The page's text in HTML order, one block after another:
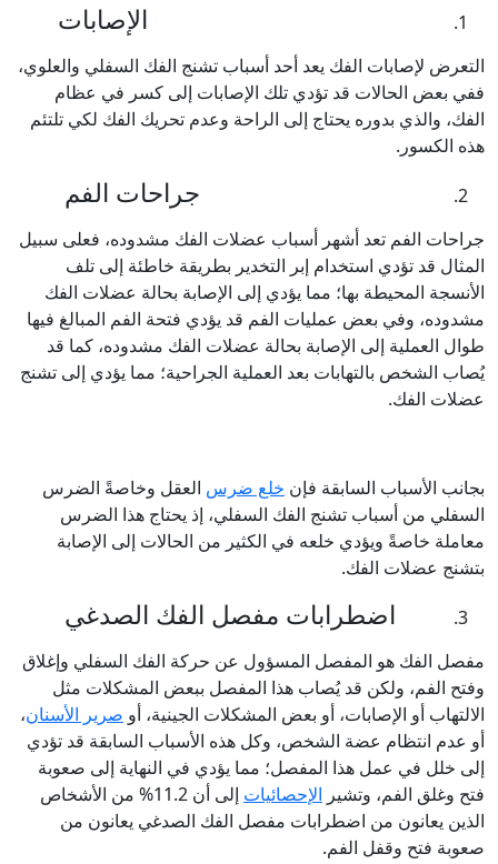
الإصابات
التعرض لإصابات الفك يعد أحد أسباب تشنج الفك السفلي والعلوي،
ففي بعض الحالات قد تؤدي تلك الإصابات إلى كسر في عظام
الفك، والذي بدوره يحتاج إلى الراحة وعدم تحريك الفك لكي تلتئم
هذه الكسور.
جراحات الفم
جراحات الفم تعد أشهر أسباب عضلات الفك مشدوده، فعلى سبيل
المثال قد تؤدي استخدام إبر التخدير بطريقة خاطئة إلى تلف
الأنسجة المحيطة بها؛ مما يؤدي إلى الإصابة بحالة عضلات الفك
مشدوده، وفي بعض عمليات الفم قد يؤدي فتحة الفم المبالغ فيها
طوال العملية إلى الإصابة بحالة عضلات الفك مشدوده، كما قد
يُصاب الشخص بالتهابات بعد العملية الجراحية؛ مما يؤدي إلى تشنج
عضلات الفك.
بجانب الأسباب السابقة فإن خلع ضرس العقل وخاصةً الضرس
السفلي من أسباب تشنج الفك السفلي، إذ يحتاج هذا الضرس
معاملة خاصةً ويؤدي خلعه في الكثير من الحالات إلى الإصابة
بتشنج عضلات الفك.
اضطرابات مفصل الفك الصدغي
مفصل الفك هو المفصل المسؤول عن حركة الفك السفلي وإغلاق
وفتح الفم، ولكن قد يُصاب هذا المفصل ببعض المشكلات مثل
الالتهاب أو الإصابات، أو بعض المشكلات الجينية، أو صرير الأسنان،
أو عدم انتظام عضة الشخص، وكل هذه الأسباب السابقة قد تؤدي
إلى خلل في عمل هذا المفصل؛ مما يؤدي في النهاية إلى صعوبة
فتح وغلق الفم، وتشير الإحصائيات
إلى أن 11.2% من الأشخاص
الذين يعانون من اضطرابات مفصل الفك الصدغي يعانون من
صعوبة فتح وقفل الفم.